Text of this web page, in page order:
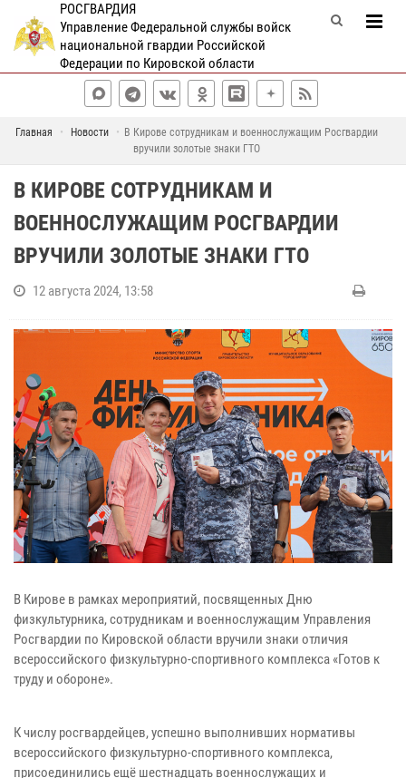
РОСГВАРДИЯ
Управление Федеральной службы войск
национальной гвардии Российской
Федерации по Кировской области
Главная Новости
В Кирове сотрудникам и военнослужащим Росгвардии
вручили золотые знаки ГТО
В КИРОВЕ СОТРУДНИКАМ И
ВОЕННОСЛУЖАЩИМ РОСГВАРДИИ
ВРУЧИЛИ ЗОЛОТЫЕ ЗНАКИ ГТО
12 августа 2024, 13:58
В Кирове в рамках мероприятий, посвященных Дню
физкультурника, сотрудникам и военнослужащим Управления
Росгвардии по Кировской области вручили знаки отличия
всероссийского физкультурно-спортивного комплекса «Готов к
труду и обороне».
К числу росгвардейцев, успешно выполнивших нормативы
всероссийского физкультурно-спортивного комплекса,
присоединились ещё шестнадцать военнослужащих и